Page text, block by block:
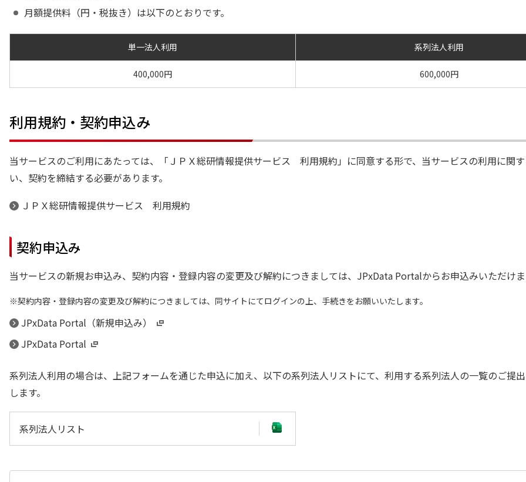
月額提供料（円・税抜き）は以下のとおりです。
単一法人利用 系列法人利用
400,000円 600,000円
利用規約・契約申込み
当サービスのご利用にあたっては、「ＪＰＸ総研情報提供サービス 利用規約」に同意する形で、当サービスの利用に関
い、契約を締結する必要があります。
ＪＰＸ総研情報提供サービス 利用規約
契約申込み
当サービスの新規お申込み、契約内容・登録内容の変更及び解約につきましては、JPxData Portalからお申込みいただけま
契約内容・登録内容の変更及び解約につきましては、同サイトにてログインの上、手続きをお願いいたします。
JPxData Portal（新規申込み）
JPxData Portal
系列法人利用の場合は、上記フォームを通じた申込に加え、以下の系列法人リストにて、利用する系列法人の一覧のご提
します。
系列法人リスト